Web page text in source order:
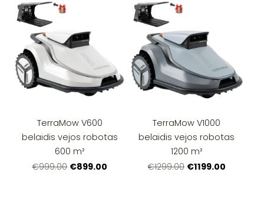
TerraMow V600
belaidis vejos robotas
600 m²
€999.00 €899.00
TerraMow V1000
belaidis vejos robotas
1200 m²
€1299.00 €1199.00